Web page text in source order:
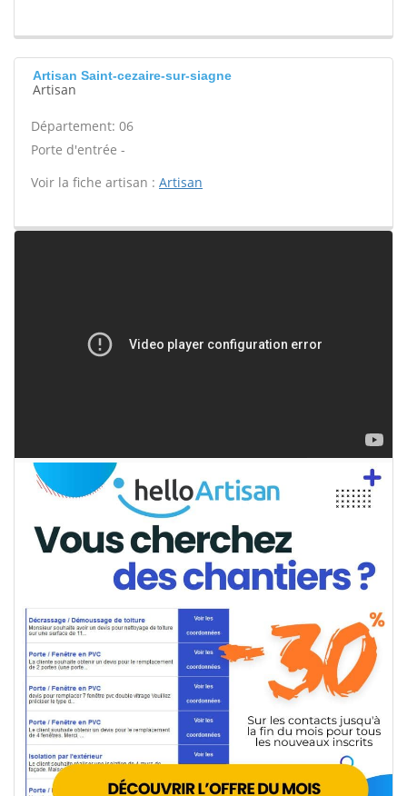
Artisan Saint-cezaire-sur-siagne
Artisan
Département: 06
Porte d'entrée -
Voir la fiche artisan : Artisan